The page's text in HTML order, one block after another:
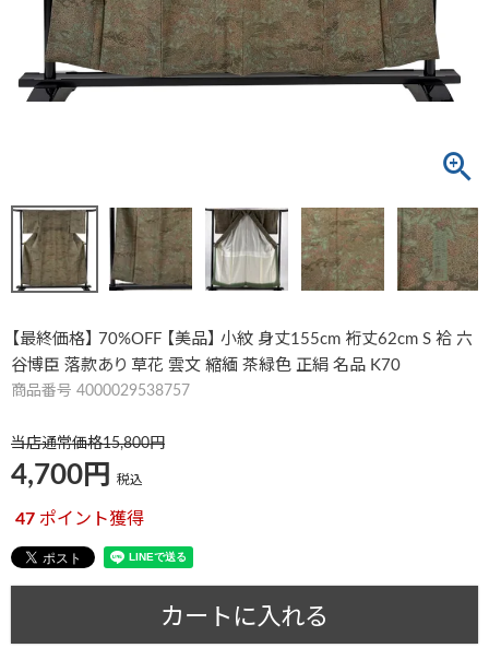
【最終価格】 70%OFF 【美品】 小紋 身丈155cm 裄丈62cm S 袷 六
谷博臣 落款あり 草花 雲文 縮緬 茶緑色 正絹 名品 K70
商品番号 4000029538757
当店通常価格15,800
4,700 税込
47 ポイント獲得
カートに入れる